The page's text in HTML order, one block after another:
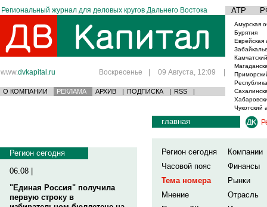
Региональный журнал для деловых кругов Дальнего Востока АТР
www.dvkapital.ru Воскресенье | 09 Августа, 12:09 |
О КОМПАНИИ РЕКЛАМА АРХИВ | ПОДПИСКА | RSS |
Амурская
Бурятия
Еврейская
Чукотский
Регион сегодня
06.08 |
"Единая Россия" получила
первую строку в
главная
Регион сегодня
Компании
Часовой пояс
Финансы
Тема номера
Рынки
Мнение
Отрасль